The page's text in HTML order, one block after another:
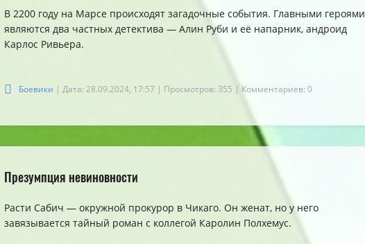
В 2200 году на Марсе происходят загадочные события. Главными героями
являются два частных детектива — Алин Руби и её напарник, андроид
Карлос Ривьера.
Боевики | Дата: 28.09.2024, 17:57 | Просмотров: 355 | Комментариев: 0
Презумпция невиновности
Расти Сабич — окружной прокурор в Чикаго. Он женат, но у него
завязывается тайный роман с коллегой Каролин Полхемус.